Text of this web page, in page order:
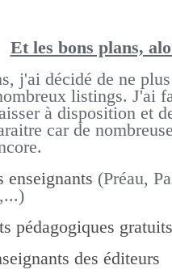
Et les bons plans,
j'ai décidé de ne
listings. J'ai
à disposition et
car de
enseignants (Préau,
pédagogiques gratuits
des éditeurs